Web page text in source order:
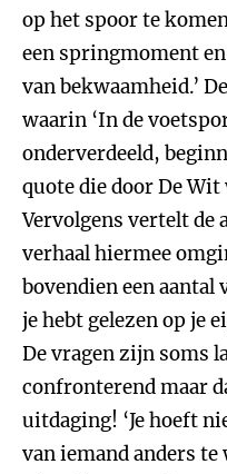
op het spoor te
een springmoment
van bekwaamheid.’
waarin ‘In de
onderverdeeld,
quote die door De
Vervolgens vertelt de
verhaal hiermee
bovendien een aantal
je hebt gelezen op je
De vragen zijn soms
confronterend maar
uitdaging! ‘Je hoeft
van iemand anders